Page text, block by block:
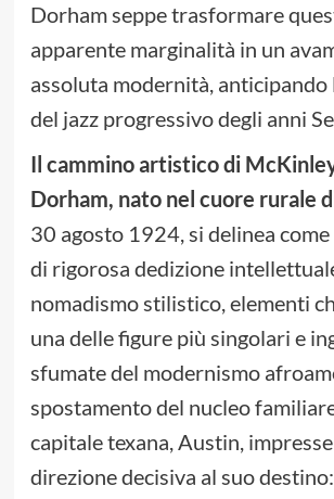
Dorham seppe trasformare
apparente marginalità in un
assoluta modernità,
del jazz progressivo degli anni
Il cammino artistico di
Dorham, nato nel cuore rurale
30 agosto 1924, si delinea
di rigorosa dedizione
nomadismo stilistico, elementi
una delle figure più singolari e
sfumate del modernismo
spostamento del nucleo
capitale texana, Austin,
direzione decisiva al suo